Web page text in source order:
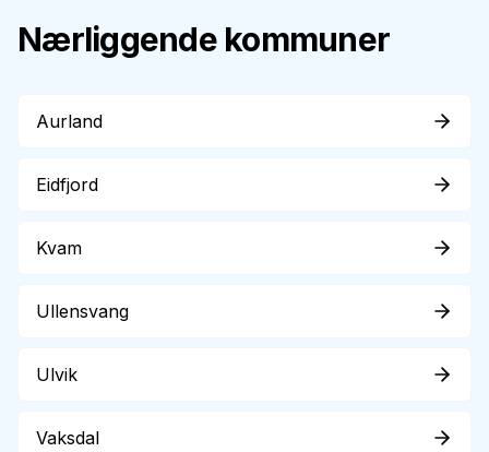
Nærliggende kommuner
Aurland
Eidfjord
Kvam
Ullensvang
Ulvik
Vaksdal